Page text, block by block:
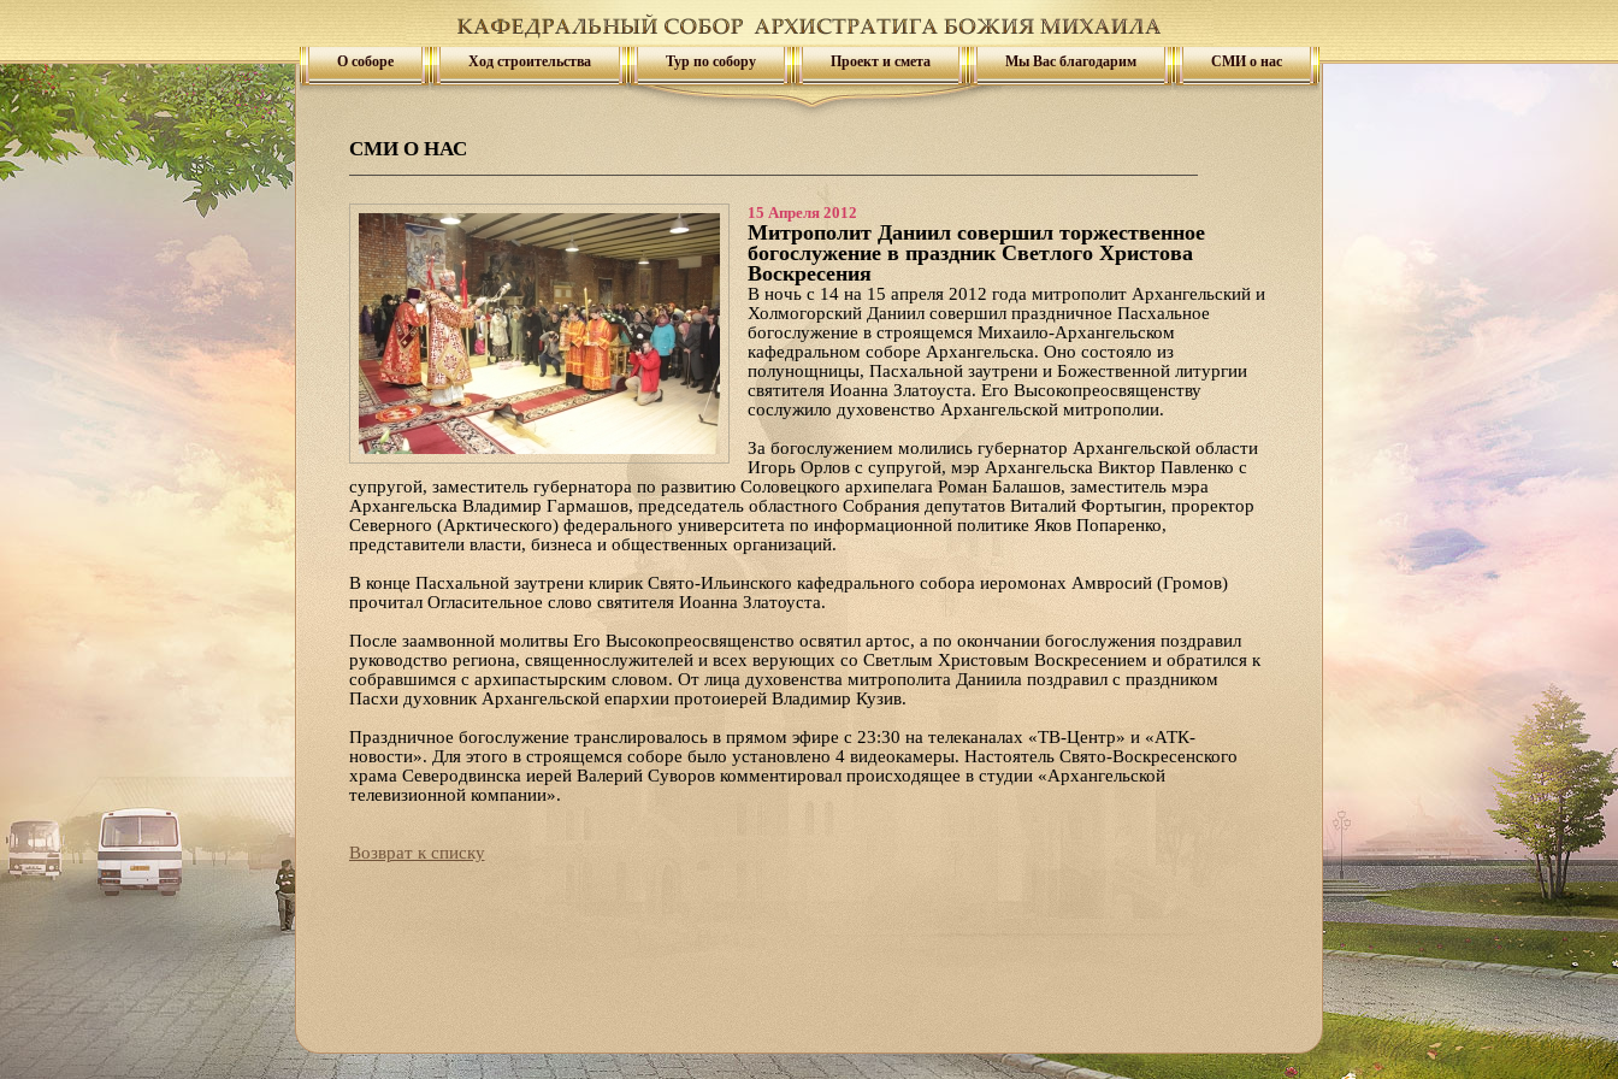
О соборе Ход строительства Тур по собору Проект и смета Мы Вас благодарим СМИ о нас
СМИ О НАС
15 Апреля 2012
Митрополит Даниил совершил торжественное
богослужение в праздник Светлого Христова
Воскресения
В ночь с 14 на 15 апреля 2012 года митрополит Архангельский и
Холмогорский Даниил совершил праздничное Пасхальное
богослужение в строящемся Михаило-Архангельском
кафедральном соборе Архангельска. Оно состояло из
полунощницы, Пасхальной заутрени и Божественной литургии
святителя Иоанна Златоуста. Его Высокопреосвященству
сослужило духовенство Архангельской митрополии.
За богослужением молились губернатор Архангельской области
Игорь Орлов с супругой, мэр Архангельска Виктор Павленко с
супругой, заместитель губернатора по развитию Соловецкого архипелага Роман Балашов, заместитель мэра
Архангельска Владимир Гармашов, председатель областного Собрания депутатов Виталий Фортыгин, проректор
Северного (Арктического) федерального университета по информационной политике Яков Попаренко,
представители власти, бизнеса и общественных организаций.
В конце Пасхальной заутрени клирик Свято-Ильинского кафедрального собора иеромонах Амвросий (Громов)
прочитал Огласительное слово святителя Иоанна Златоуста.
После заамвонной молитвы Его Высокопреосвященство освятил артос, а по окончании богослужения поздравил
руководство региона, священнослужителей и всех верующих со Светлым Христовым Воскресением и обратился к
собравшимся с архипастырским словом. От лица духовенства митрополита Даниила поздравил с праздником
Пасхи духовник Архангельской епархии протоиерей Владимир Кузив.
Праздничное богослужение транслировалось в прямом эфире с 23:30 на телеканалах «ТВ-Центр» и «АТК-
новости». Для этого в строящемся соборе было установлено 4 видеокамеры. Настоятель Свято-Воскресенского
храма Северодвинска иерей Валерий Суворов комментировал происходящее в студии «Архангельской
телевизионной компании».
Возврат к списку